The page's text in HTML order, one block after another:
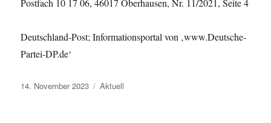
Postfach 10 17 06, 46017 Oberhausen, Nr. 11/2021, Seite 4
Deutschland-Post; Informationsportal von ‚www.Deutsche-
Partei-DP.de‘
Veröffentlicht
14. November 2023 Kategorien
Aktuell